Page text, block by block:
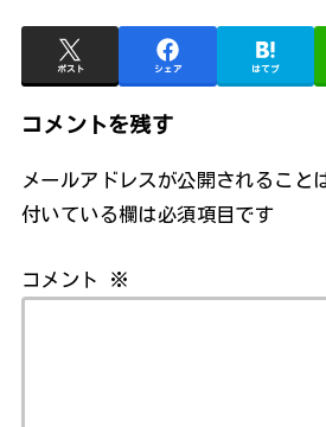
ポスト シェア はてブ
コメントを残す
メールアドレスが公開されること
付いている欄は必須項目です
コメント ※